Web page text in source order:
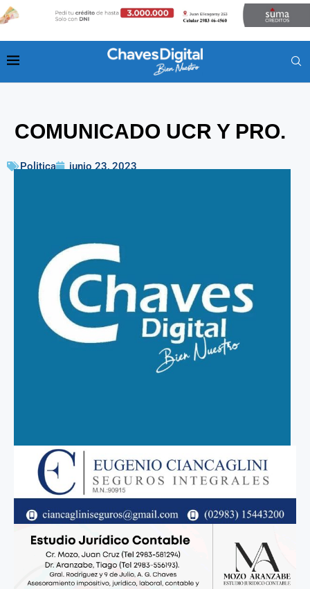
COMUNICADO UCR Y PRO.
Politica junio 23, 2023